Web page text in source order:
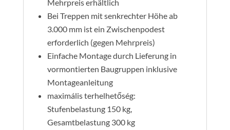
Mehrpreis erhältlich
Bei Treppen mit senkrechter Höhe ab
3.000 mm ist ein Zwischenpodest
erforderlich (gegen Mehrpreis)
Einfache Montage durch Lieferung in
vormontierten Baugruppen inklusive
Montageanleitung
maximális terhelhetőség:
Stufenbelastung 150 kg,
Gesamtbelastung 300 kg